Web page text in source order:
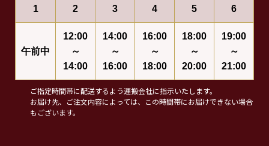
1 2 3 4 5 6
午前中
12:00
～
14:00
14:00
～
16:00
16:00
～
18:00
18:00
～
20:00
19:00
～
21:00
ご指定時間帯に配送するよう運搬会社に指示いたします。
お届け先、ご注文内容によっては、この時間帯にお届けできない場合
もございます。